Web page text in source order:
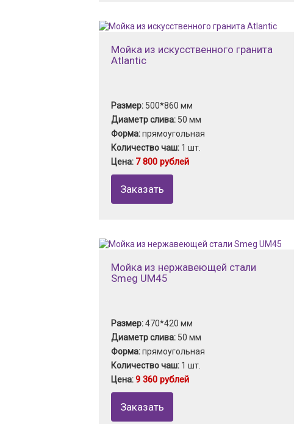
Мойка из искусственного гранита
Atlantic
Размер: 500*860 мм
Диаметр слива: 50 мм
Форма:прямоугольная
Количество чаш: 1 шт.
Цена: 7 800 рублей
Заказать
Мойка из нержавеющей стали
Smeg UM45
Размер:470*420 мм
Диаметр слива: 50 мм
Форма:прямоугольная
Количество чаш: 1 шт.
Цена:9 360 рублей
Заказать